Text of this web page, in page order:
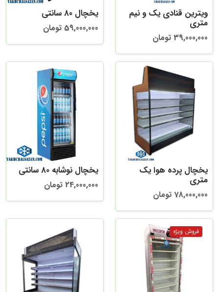
ویترین قنادی یک و نیم
متری
39,000,000 تومان
یخچال 80 سانتی
59,000,000 تومان
یخچال پرده هوا یک
متری
78,000,000 تومان
یخچال نوشابه 80 سانتی
24,000,000 تومان